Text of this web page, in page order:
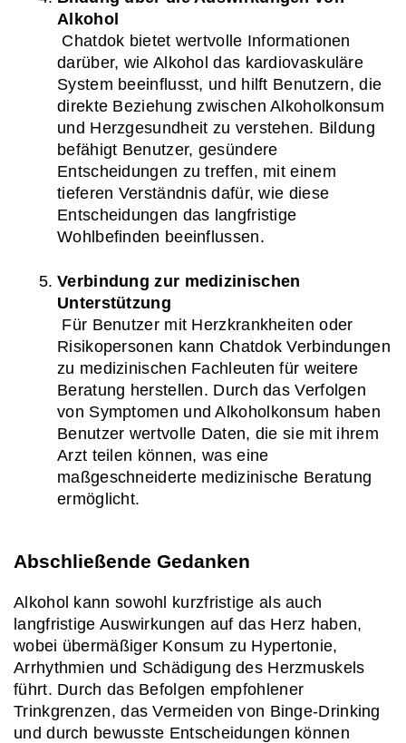
Alkohol
darüber, wie Alkohol das kardiovaskuläre
System beeinflusst, und hilft Benutzern, die
direkte Beziehung zwischen Alkoholkonsum
und Herzgesundheit zu verstehen. Bildung
befähigt Benutzer, gesündere
Entscheidungen zu treffen, mit einem
tieferen Verständnis dafür, wie diese
Entscheidungen das langfristige
Wohlbefinden beeinflussen.
Verbindung zur medizinischen
Unterstützung
Risikopersonen kann Chatdok Verbindungen
zu medizinischen Fachleuten für weitere
Beratung herstellen. Durch das Verfolgen
von Symptomen und Alkoholkonsum haben
Benutzer wertvolle Daten, die sie mit ihrem
Arzt teilen können, was eine
maßgeschneiderte medizinische Beratung
ermöglicht.
Abschließende Gedanken
Alkohol kann sowohl kurzfristige als auch
langfristige Auswirkungen auf das Herz haben,
wobei übermäßiger Konsum zu Hypertonie,
Arrhythmien und Schädigung des Herzmuskels
führt. Durch das Befolgen empfohlener
Trinkgrenzen, das Vermeiden von Binge-Drinking
und durch bewusste Entscheidungen können